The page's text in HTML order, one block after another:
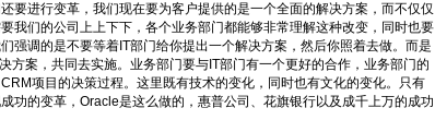
要进行变革，我们现在要为客户提供的是一个全面的解决方案，而不仅仅
我们的公司上上下下，各个业务部门都能够非常理解这种改变，同时也要
强调的是不要等着IT部门给你提出一个解决方案，然后你照着去做。而是
方案，共同去实施。业务部门要与IT部门有一个更好的合作，业务部门的
项目的决策过程。这里既有技术的变化，同时也有文化的变化。只有
功的变革，Oracle是这么做的，惠普公司、花旗银行以及成千上万的成功